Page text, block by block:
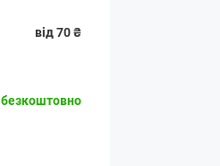
від 70 ₴
безкоштовно